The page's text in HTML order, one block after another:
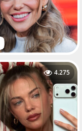
4.275